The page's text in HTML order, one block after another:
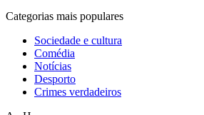
Categorias mais populares
Sociedade e cultura
Comédia
Notícias
Desporto
Crimes verdadeiros